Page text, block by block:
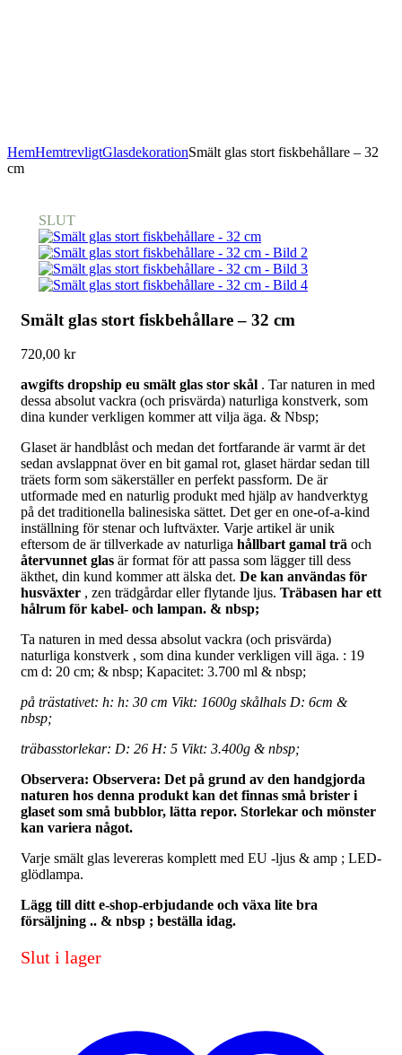
HemHemtrevligtGlasdekorationSmält glas stort fiskbehållare – 32
cm
SLUT
Smält glas stort fiskbehållare – 32 cm
720,00 kr
awgifts dropship eu smält glas stor skål . Tar naturen in med
dessa absolut vackra (och prisvärda) naturliga konstverk, som
dina kunder verkligen kommer att vilja äga. & Nbsp;
Glaset är handblåst och medan det fortfarande är varmt är det
sedan avslappnat över en bit gamal rot, glaset härdar sedan till
träets form som säkerställer en perfekt passform. De är
utformade med en naturlig produkt med hjälp av handverktyg
på det traditionella balinesiska sättet. Det ger en one-of-a-kind
inställning för stenar och luftväxter. Varje artikel är unik
eftersom de är tillverkade av naturliga hållbart gamal trä och
återvunnet glas är format för att passa som lägger till dess
äkthet, din kund kommer att älska det. De kan användas för
husväxter , zen trädgårdar eller flytande ljus. Träbasen har ett
hålrum för kabel- och lampan. & nbsp;
Ta naturen in med dessa absolut vackra (och prisvärda)
naturliga konstverk , som dina kunder verkligen vill äga. : 19
cm d: 20 cm; & nbsp; Kapacitet: 3.700 ml & nbsp;
på trästativet: h: h: 30 cm Vikt: 1600g skålhals D: 6cm &
nbsp;
träbasstorlekar: D: 26 H: 5 Vikt: 3.400g & nbsp;
Observera: Observera: Det på grund av den handgjorda
naturen hos denna produkt kan det finnas små brister i
glaset som små bubblor, lätta repor. Storlekar och mönster
kan variera något.
Varje smält glas levereras komplett med EU -ljus & amp ; LED-
glödlampa.
Lägg till ditt e-shop-erbjudande och växa lite bra
försäljning .. & nbsp ; beställa idag.
Slut i lager